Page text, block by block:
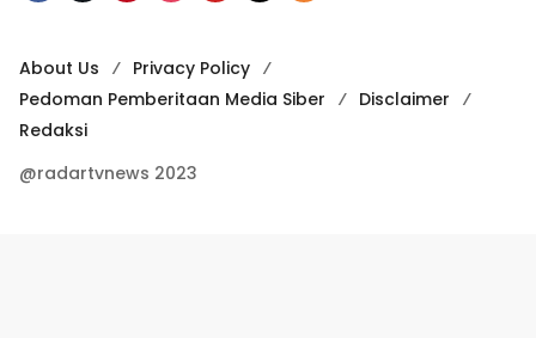
About Us
Privacy Policy
Pedoman Pemberitaan Media Siber
Disclaimer
Redaksi
@radartvnews 2023